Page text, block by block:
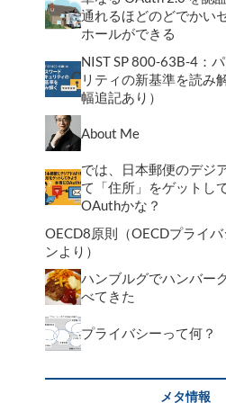
通れるほどのどでかい
ホールができる
NIST SP 800-63B-4：
リティの新基準を読み
幅追記あり）
About Me
では、日本郵便のデジ
て「住所」をゲットし
OAuthかな？
OECD8原則（OECDプライ
ンより）
ハンブルグでハンバー
べてきた
プライバシーって何？
メタ情報